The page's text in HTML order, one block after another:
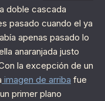
doble cascada
pasado cuando el ya
apenas pasado lo
anaranjada justo
la excepción de un
imagen de arriba fue
primer plano